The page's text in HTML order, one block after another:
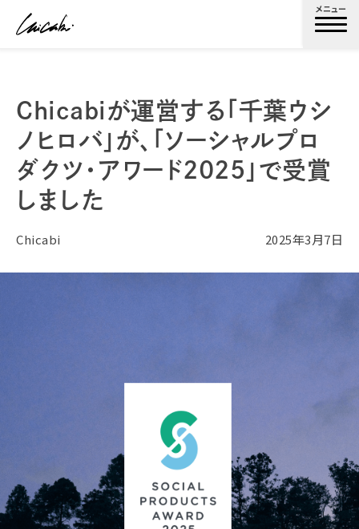
メニュー
Chicabiが運営する「千葉ウシ
ノヒロバ」が、「ソーシャルプロ
ダクツ・アワード2025」で受賞
しました
Chicabi 2025年3月7日